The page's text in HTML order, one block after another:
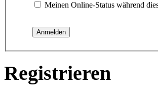
Meinen Online-Status während
Registrieren